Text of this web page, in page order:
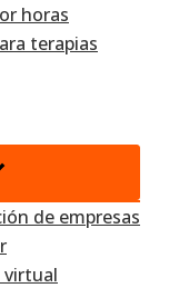
horas
terapias
de empresas
virtual